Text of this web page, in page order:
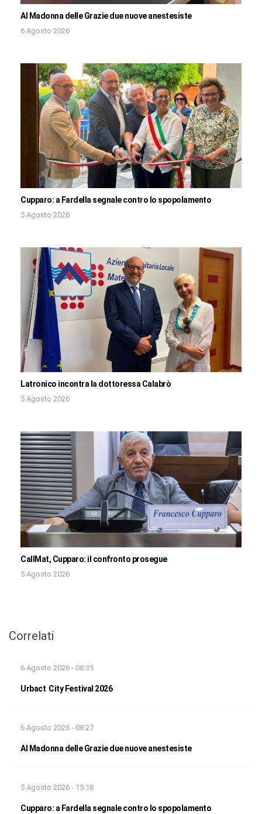
Al Madonna delle Grazie due nuove anestesiste
6 Agosto 2026
Cupparo: a Fardella segnale contro lo spopolamento
5 Agosto 2026
Latronico incontra la dottoressa Calabrò
5 Agosto 2026
CallMat, Cupparo: il confronto prosegue
5 Agosto 2026
Correlati
6 Agosto 2026 - 08:35
Urbact City Festival 2026
6 Agosto 2026 - 08:27
Al Madonna delle Grazie due nuove anestesiste
5 Agosto 2026 - 15:18
Cupparo: a Fardella segnale contro lo spopolamento